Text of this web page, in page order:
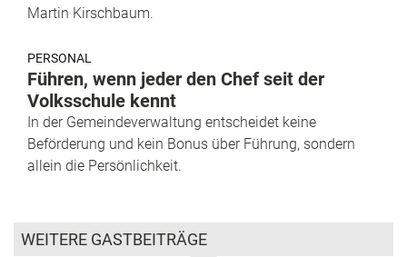
Martin Kirschbaum.
PERSONAL
Führen, wenn jeder den Chef seit der
Volksschule kennt
In der Gemeindeverwaltung entscheidet keine
Beförderung und kein Bonus über Führung, sondern
allein die Persönlichkeit.
WEITERE GASTBEITRÄGE